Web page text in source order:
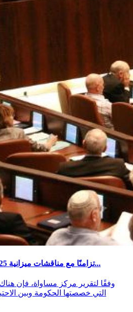
تزامنًا مع مناقشات ميزانية 2025- مركز مساواة يحذر من...
وفقًا لتقرير مركز مساواة، فإن
التي خصصتها الحكومة وبين